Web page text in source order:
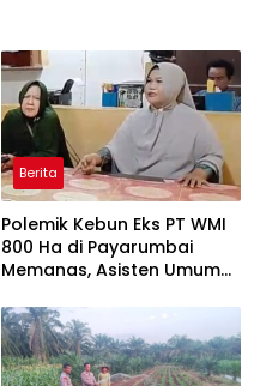
Berita
Polemik Kebun Eks PT WMI
800 Ha di Payarumbai
Memanas, Asisten Umum
Tantang Presiden Prabowo